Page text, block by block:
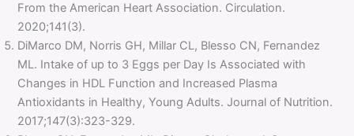
From the American Heart Association. Circulation.
2020;141(3).
DiMarco DM, Norris GH, Millar CL, Blesso CN, Fernandez
ML. Intake of up to 3 Eggs per Day Is Associated with
Changes in HDL Function and Increased Plasma
Antioxidants in Healthy, Young Adults. Journal of Nutrition.
2017;147(3):323-329.